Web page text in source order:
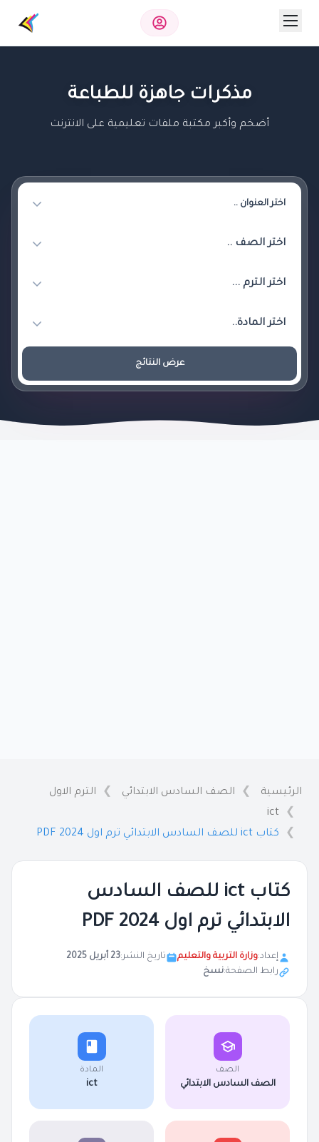
مذكرات جاهزة للطباعة
أضخم وأكبر مكتبة ملفات تعليمية على الانترنت
عرض النتائج
الرئيسية الصف السادس الابتدائي
الترم الاول
ict
كتاب ict للصف السادس الابتدائي ترم اول 2024 PDF
كتاب ict للصف السادس
الابتدائي ترم اول 2024 PDF
إعداد:وزارة التربية والتعليم تاريخ النشر:23 أبريل 2025
رابط الصفحة:نسخ
الصف
الصف السادس الابتدائي
المادة
ict